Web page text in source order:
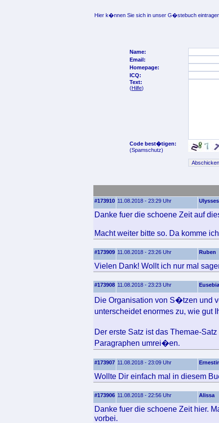
Hier k�nnen Sie sich in unser G�stebuch
Name:
Email:
Homepage:
ICQ:
Text:
(Hilfe)
Code best�tigen:
(Spamschutz)
#173910 11.08.2018 - 23:29 Uhr Ulysses
Danke fuer die schoene Zeit auf
Macht weiter bitte so. Da komme
#173909 11.08.2018 - 23:26 Uhr Ruben
Vielen Dank! Wollt ich nur mal
#173908 11.08.2018 - 23:23 Uhr Eusebia
Die Organisation von S�tzen und
unterscheidet enormes zu, wie
Der erste Satz ist das Themae-
Paragraphen umrei�en.
#173907 11.08.2018 - 23:09 Uhr
Wollte Dir einfach mal in diesem
#173906 11.08.2018 - 22:56 Uhr Alissa
Danke fuer die schoene Zeit hier.
vorbei.